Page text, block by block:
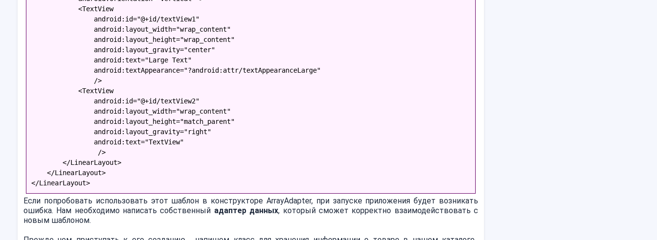
<TextView
android:id="@+id/textView1"
android:layout_width="wrap_content"
android:layout_height="wrap_content"
android:layout_gravity="center"
android:text="Large Text"
android:textAppearance="?android:attr/textAppearanceLarge"
/>
<TextView
android:id="@+id/textView2"
android:layout_width="wrap_content"
android:layout_height="match_parent"
android:layout_gravity="right"
android:text="TextView"
/>
</LinearLayout>
</LinearLayout>
</LinearLayout>
Если попробовать использовать этот шаблон в конструкторе ArrayAdapter, при запуске приложения будет возникать
ошибка. Нам необходимо написать собственный адаптер данных, который сможет корректно взаимодействовать с
новым шаблоном.